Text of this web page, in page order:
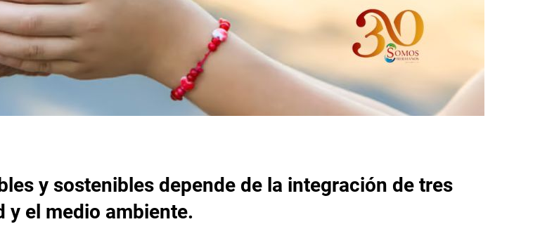
y sostenibles depende de la integración de tres
y el medio ambiente.